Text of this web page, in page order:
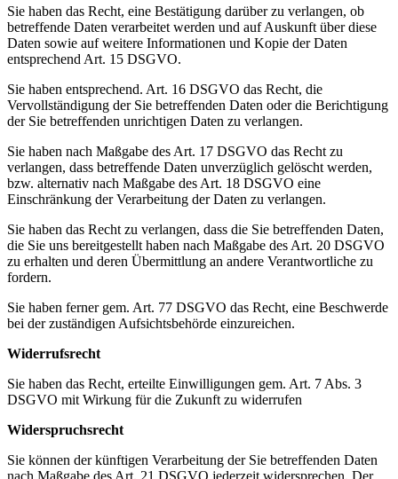
Sie haben das Recht, eine Bestätigung darüber zu verlangen, ob
betreffende Daten verarbeitet werden und auf Auskunft über diese
Daten sowie auf weitere Informationen und Kopie der Daten
entsprechend Art. 15 DSGVO.
Sie haben entsprechend. Art. 16 DSGVO das Recht, die
Vervollständigung der Sie betreffenden Daten oder die Berichtigung
der Sie betreffenden unrichtigen Daten zu verlangen.
Sie haben nach Maßgabe des Art. 17 DSGVO das Recht zu
verlangen, dass betreffende Daten unverzüglich gelöscht werden,
bzw. alternativ nach Maßgabe des Art. 18 DSGVO eine
Einschränkung der Verarbeitung der Daten zu verlangen.
Sie haben das Recht zu verlangen, dass die Sie betreffenden Daten,
die Sie uns bereitgestellt haben nach Maßgabe des Art. 20 DSGVO
zu erhalten und deren Übermittlung an andere Verantwortliche zu
fordern.
Sie haben ferner gem. Art. 77 DSGVO das Recht, eine Beschwerde
bei der zuständigen Aufsichtsbehörde einzureichen.
Widerrufsrecht
Sie haben das Recht, erteilte Einwilligungen gem. Art. 7 Abs. 3
DSGVO mit Wirkung für die Zukunft zu widerrufen
Widerspruchsrecht
Sie können der künftigen Verarbeitung der Sie betreffenden Daten